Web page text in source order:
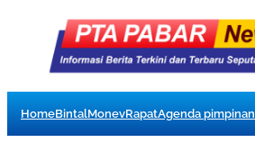
HomeBintalMonevRapatAgenda pimpinan